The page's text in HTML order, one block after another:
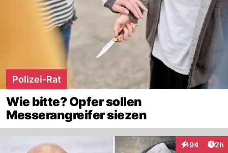
Polizei-Rat
Wie bitte? Opfer sollen
Messerangreifer siezen
194
Interaktionen
2h